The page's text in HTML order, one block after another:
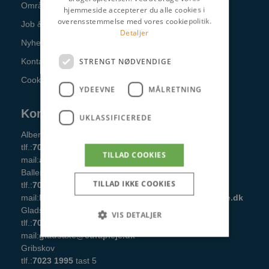
Områder
Job & karriere
Nyheder
Kontakt Cura Pleje
Cookie- og privatlivspolitik
Kontaktoplysninger
Albertslund
tlf.:‎‎7023 1995
‎tast 4
mail:‎albertslund@curapleje.dk
Ballerup
tlf.:‎7023 1995
‎tast 8
mail:ballerup@curapleje.dk‎
Gentofte
tlf.:‎7023 1995
mail:‎gentofte@curapleje.dk‎
Gladsaxe
tlf.:‎7023 1995
mail:‎gladsaxe@curapleje.dk‎
Gribskov
tlf.:‎7023 1995 ‎ tast 5
hjemmeside accepterer du alle cookies i
overensstemmelse med vores cookiepolitik.
Detaljer
STRENGT NØDVENDIGE
YDEEVNE MÅLRETNING
UKLASSIFICEREDE
TILLAD COOKIES
TILLAD IKKE COOKIES
VIS DETALJER
Strengt nødvendige